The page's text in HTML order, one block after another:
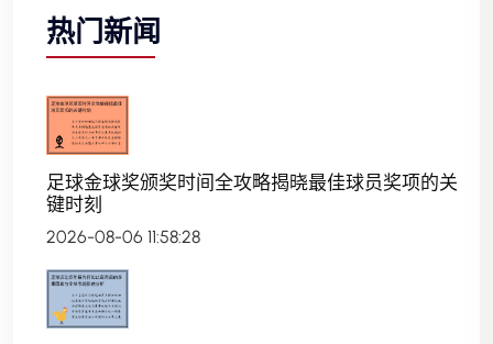
热门新闻
足球金球奖颁奖时间全攻略揭晓最佳球员奖项的关
键时刻
2026-08-06 11:58:28